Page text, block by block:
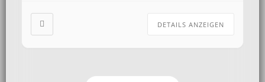
DETAILS ANZEIGEN